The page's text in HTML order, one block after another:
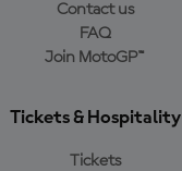
Contact us
FAQ
Join MotoGP™
Tickets & Hospitality
Tickets